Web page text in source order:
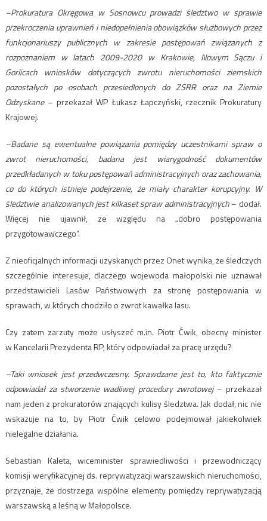
–Prokuratura Okręgowa w Sosnowcu prowadzi śledztwo w sprawie
przekroczenia uprawnień i niedopełnienia obowiązków służbowych przez
funkcjonariuszy publicznych w zakresie postępowań związanych z
rozpoznaniem w latach 2009-2020 w Krakowie, Nowym Sączu i
Gorlicach wniosków dotyczących zwrotu nieruchomości ziemskich
pozostałych po osobach przesiedlonych do ZSRR oraz na Ziemie
Odzyskane– przekazał WP Łukasz Łapczyński, rzecznik Prokuratury
Krajowej.
–Badane są ewentualne powiązania pomiędzy uczestnikami spraw o
zwrot nieruchomości, badana jest wiarygodność dokumentów
przedkładanych w toku postępowań administracyjnych oraz zachowania,
co do których istnieje podejrzenie, że miały charakter korupcyjny. W
śledztwie analizowanych jest kilkaset spraw administracyjnych– dodał.
Więcej nie ujawnił, ze względu na „dobro postępowania
przygotowawczego”.
Z nieoficjalnych informacji uzyskanych przez Onet wynika, że śledczych
szczególnie interesuje, dlaczego wojewoda małopolski nie uznawał
przedstawicieli Lasów Państwowych za stronę postępowania w
sprawach, w których chodziło o zwrot kawałka lasu.
Czy zatem zarzuty może usłyszeć m.in. Piotr Ćwik, obecny minister
w Kancelarii Prezydenta RP, który odpowiadał za pracę urzędu?
–Taki wniosek jest przedwczesny. Sprawdzane jest to, kto faktycznie
odpowiadał za stworzenie wadliwej procedury zwrotowej– przekazał
nam jeden z prokuratorów znających kulisy śledztwa. Jak dodał, nic nie
wskazuje na to, by Piotr Ćwik celowo podejmował jakiekolwiek
nielegalne działania.
Sebastian Kaleta, wiceminister sprawiedliwości i przewodniczący
komisji weryfikacyjnej ds. reprywatyzacji warszawskich nieruchomości,
przyznaje, że dostrzega wspólne elementy pomiędzy reprywatyzacją
warszawską a leśną w Małopolsce.